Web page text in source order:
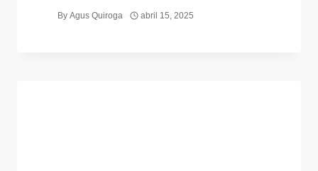
By Agus Quiroga abril 15, 2025